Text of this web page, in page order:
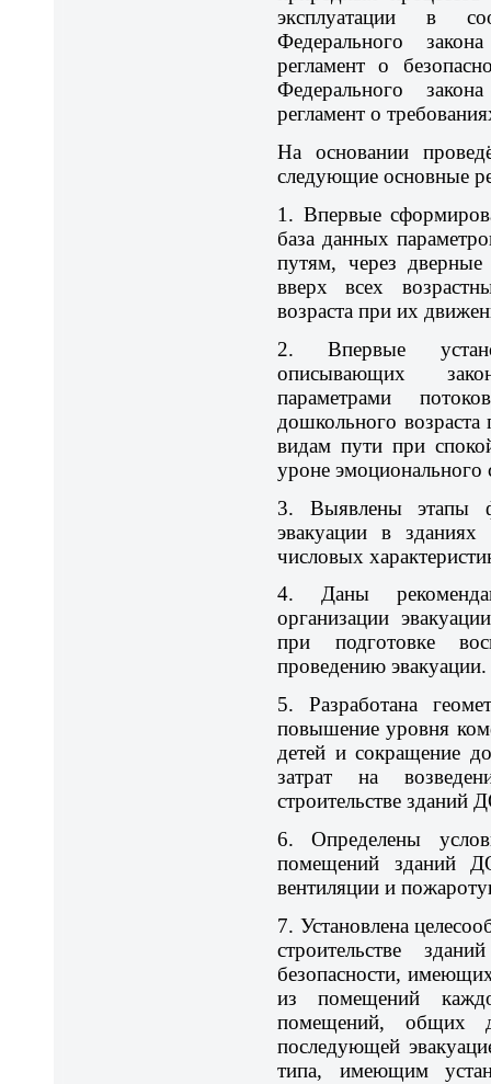
эксплуатации в
Федерального
регламент о
Федерального
регламент о
На основании
следующие основные
1. Впервые
база данных
путям, через
вверх всех
возраста при их
2. Впервые
описывающих
параметрами
дошкольного
видам пути при
уроне эмоционального
3. Выявлены этапы
эвакуации в
числовых
4. Даны
организации
при подготовке
проведению эвакуации.
5. Разработана
повышение уровня
детей и сокращение
затрат на
строительстве зданий
6. Определены
помещений зданий
вентиляции и
7. Установлена
строительстве
безопасности,
из помещений
помещений, общих
последующей
типа, имеющим